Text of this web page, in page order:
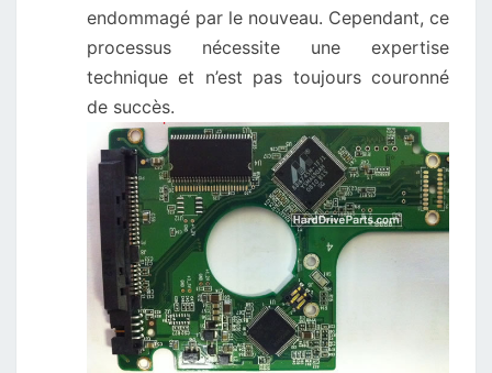
endommagé par le nouveau. Cependant, ce
processus nécessite une expertise
technique et n’est pas toujours couronné
de succès.